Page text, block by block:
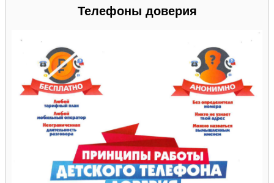
Телефоны доверия